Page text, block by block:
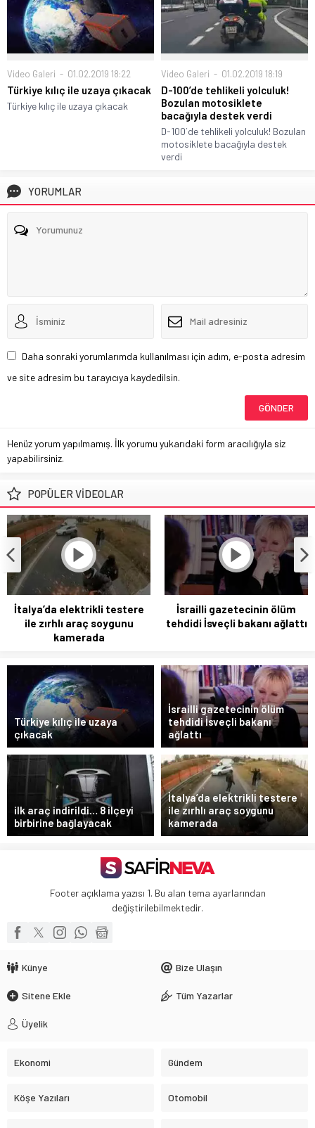
Video Galeri 01.02.2019 18:22
Türkiye kılıç ile uzaya çıkacak
Türkiye kılıç ile uzaya çıkacak
Video Galeri 01.02.2019 18:19
D-100’de tehlikeli yolculuk!
Bozulan motosiklete
bacağıyla destek verdi
D-100´de tehlikeli yolculuk! Bozulan
motosiklete bacağıyla destek
verdi
YORUMLAR
Daha sonraki yorumlarımda kullanılması için adım, e-posta adresim
ve site adresim bu tarayıcıya kaydedilsin.
Henüz yorum yapılmamış. İlk yorumu yukarıdaki form aracılığıyla siz
yapabilirsiniz.
POPÜLER VİDEOLAR
İtalya’da elektrikli testere
ile zırhlı araç soygunu
kamerada
İsrailli gazetecinin ölüm
tehdidi İsveçli bakanı ağlattı
Türkiye kılıç ile uzaya
çıkacak
İsrailli gazetecinin ölüm
tehdidi İsveçli bakanı
ağlattı
ilk araç indirildi… 8 ilçeyi
birbirine bağlayacak
İtalya’da elektrikli testere
ile zırhlı araç soygunu
kamerada
Footer açıklama yazısı 1. Bu alan tema ayarlarından
değiştirilebilmektedir.
Künye Bize Ulaşın
Sitene Ekle Tüm Yazarlar
Üyelik
Ekonomi Gündem
Köşe Yazıları Otomobil